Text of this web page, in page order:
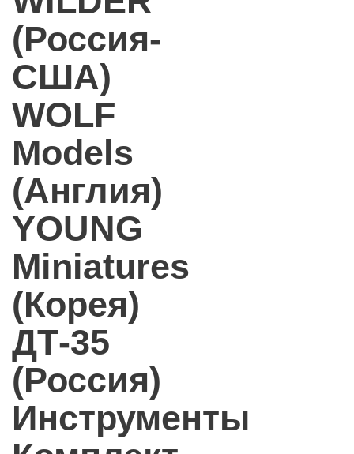
(Россия-
США)
WOLF
Models
(Англия)
YOUNG
Miniatures
(Корея)
ДТ-35
(Россия)
Инструменты